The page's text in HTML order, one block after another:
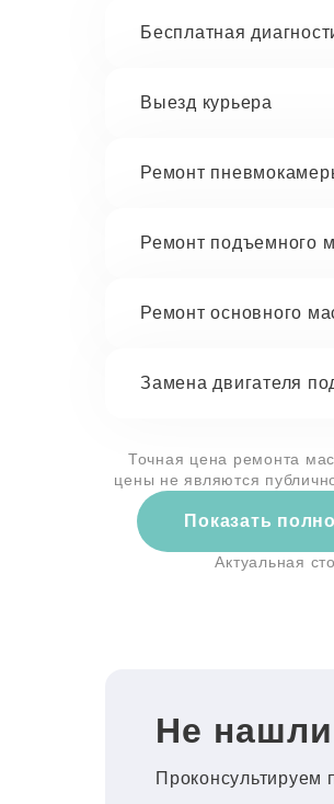
Бесплатная
Выезд курьера
Ремонт
Ремонт подъемного
Ремонт основного
Замена двигателя
Точная цена ремонта
цены не являются
Показать
Актуальная
Не
Проконсультируем